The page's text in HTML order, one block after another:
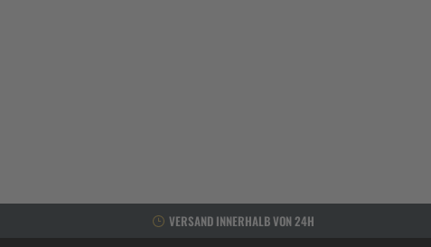
VERSAND INNERHALB VON 24H